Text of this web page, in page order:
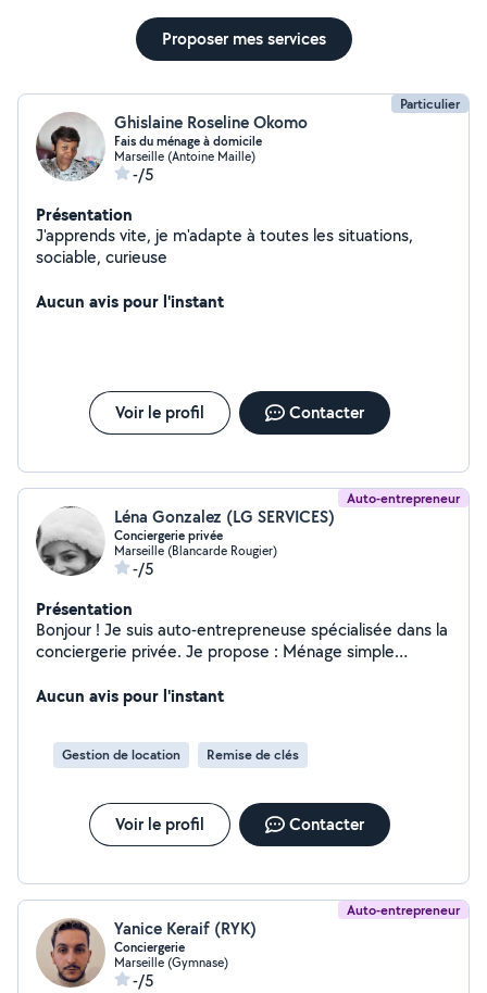
Proposer mes services
Particulier
Ghislaine Roseline Okomo
Fais du ménage à domicile
Marseille (Antoine Maille)
-/5
Présentation
J'apprends vite, je m'adapte à toutes les situations,
sociable, curieuse
Aucun avis pour l'instant
Voir le profil Contacter
Auto-entrepreneur
Léna Gonzalez (LG SERVICES)
Conciergerie privée
Marseille (Blancarde Rougier)
-/5
Présentation
Bonjour ! Je suis auto-entrepreneuse spécialisée dans la
conciergerie privée. Je propose : Ménage simple
voyageurs et suivi du logement Disponible sur Marseille
Contactez-moi pour vos besoins ou un devis
personnalisé !
Aucun avis pour l'instant
Gestion de location Remise de clés
Voir le profil Contacter
Auto-entrepreneur
Yanice Keraif (RYK)
Conciergerie
Marseille (Gymnase)
-/5